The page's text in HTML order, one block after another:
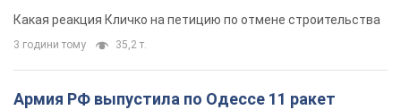
небоскреба "московского верующего"
Какая реакция Кличко на петицию по отмене строительства
3 години тому 35,2 т.
Армия РФ выпустила по Одессе 11 ракет